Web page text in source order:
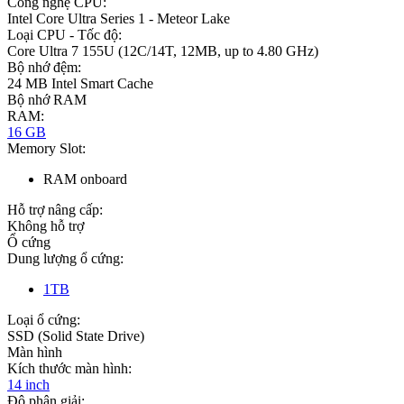
Intel Core Ultra Series 1 - Meteor Lake
Loại CPU - Tốc độ:
Core Ultra 7 155U (12C/14T, 12MB, up to 4.80 GHz)
Bộ nhớ đệm:
24 MB Intel Smart Cache
Bộ nhớ RAM
RAM:
16 GB
Memory Slot:
RAM onboard
Hỗ trợ nâng cấp:
Không hỗ trợ
Ổ cứng
Dung lượng ổ cứng:
1TB
Loại ổ cứng:
SSD (Solid State Drive)
Màn hình
Kích thước màn hình:
14 inch
Độ phân giải: